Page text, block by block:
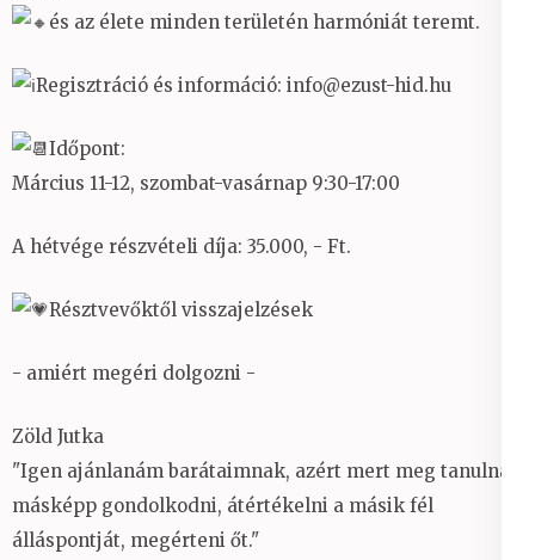
és az élete minden területén harmóniát teremt.
Regisztráció és információ: info@ezust-hid.hu
Időpont:
Március 11-12, szombat-vasárnap 9:30-17:00
A hétvége részvételi díja: 35.000, - Ft.
Résztvevőktől visszajelzések
- amiért megéri dolgozni -
Zöld Jutka
"Igen ajánlanám barátaimnak, azért mert meg tanulnak
másképp gondolkodni, átértékelni a másik fél
álláspontját, megérteni őt."